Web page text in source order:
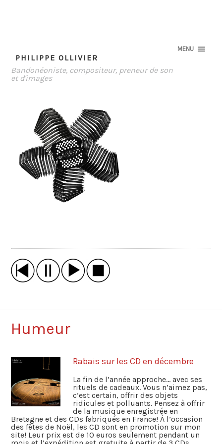
MENU
PHILIPPE OLLIVIER
Bandonéoniste, compositeur, preneur de son
et d'images
Humeur
Rabais sur les CD en décembre
La fin de l’année approche… avec ses
rituels de cadeaux. Vous n’aimez pas,
c’est certain, offrir des objets
ridicules et polluants. Pensez à offrir
de la musique enregistrée en
Bretagne et des CDs fabriqués en France! À l’occasion
des fêtes de Noël, les CD sont en promotion sur mon
site! Leur prix est de 10 euros seulement pendant un